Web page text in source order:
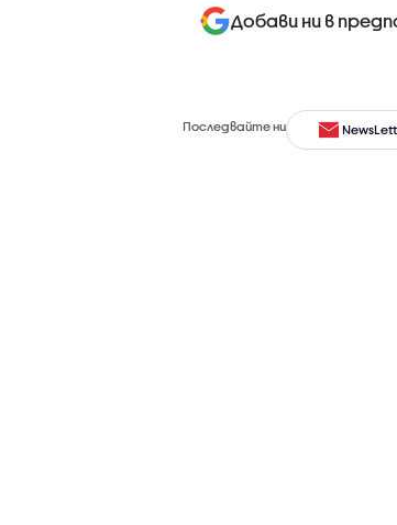
Добави ни в
Последвайте ни